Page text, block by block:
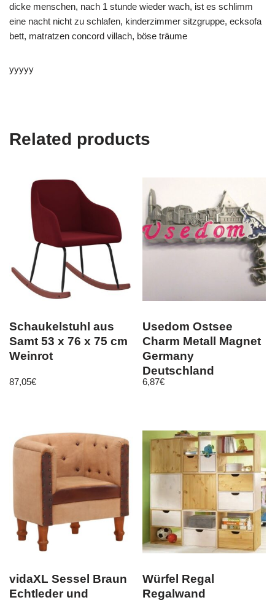
dicke menschen, nach 1 stunde wieder wach, ist es schlimm
eine nacht nicht zu schlafen, kinderzimmer sitzgruppe, ecksofa
bett, matratzen concord villach, böse träume
yyyyy
Related products
Schaukelstuhl aus
Samt 53 x 76 x 75 cm
Weinrot
87,05€
Usedom Ostsee
Charm Metall Magnet
Germany
Deutschland
Souvenir
6,87€
vidaXL Sessel Braun
Echtleder und
Würfel Regal
Regalwand